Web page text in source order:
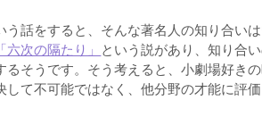
う話をすると、そんな著名人の知り合い
「六次の隔たり」 という説があり、知り合
るそうです。そう考えると、小劇場好き
して不可能ではなく、他分野の才能に評